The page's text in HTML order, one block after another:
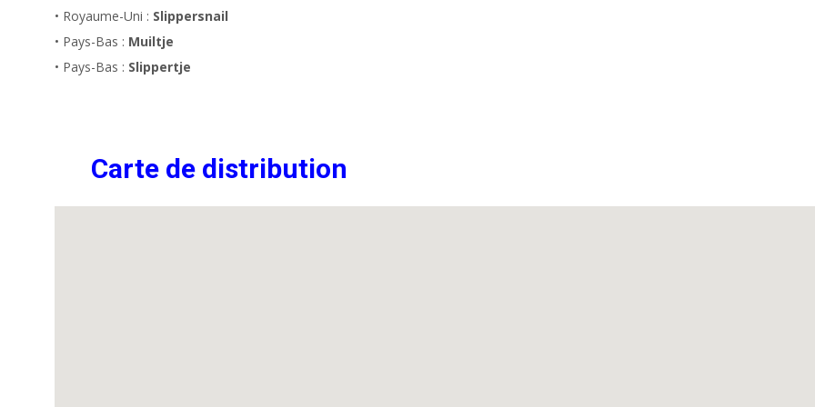
• Royaume-Uni : Slippersnail
• Pays-Bas : Muiltje
• Pays-Bas : Slippertje
Carte de distribution